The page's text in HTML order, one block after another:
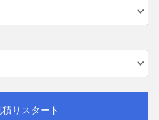
積りスタート